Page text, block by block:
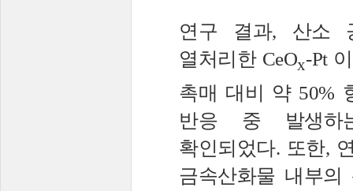
연구 결과, 산소
열처리한CeOx-Pt
촉매 대비 약50%
반응 중 발생하
확인되었다. 또한,
금속산화물 내부